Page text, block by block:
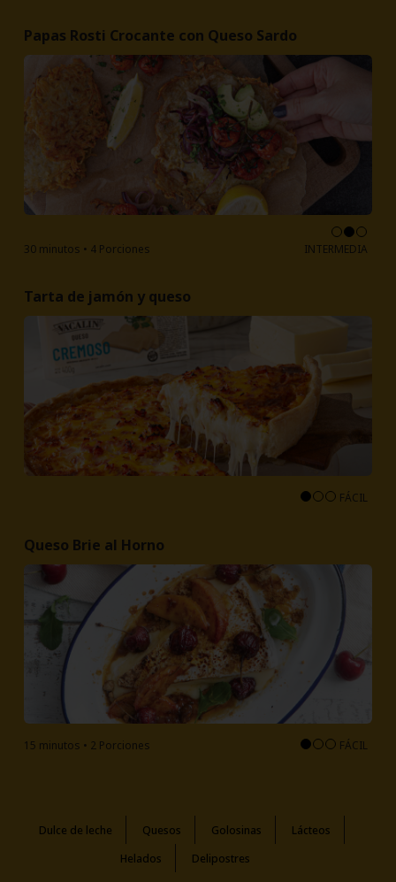
Papas Rosti Crocante con Queso Sardo
30 minutos • 4 Porciones INTERMEDIA
Tarta de jamón y queso
FÁCIL
Queso Brie al Horno
15 minutos • 2 Porciones FÁCIL
Dulce de leche Quesos Golosinas
Lácteos
Helados
Delipostres